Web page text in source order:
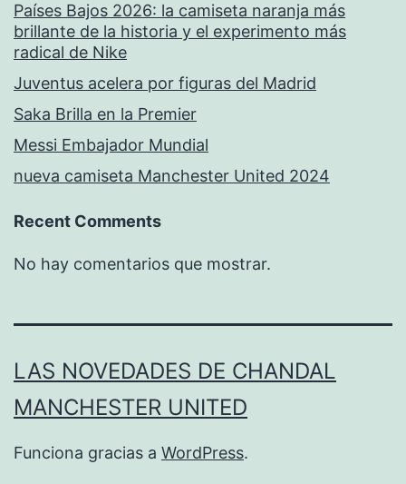
Países Bajos 2026: la camiseta naranja más
brillante de la historia y el experimento más
radical de Nike
Juventus acelera por figuras del Madrid
Saka Brilla en la Premier
Messi Embajador Mundial
nueva camiseta Manchester United 2024
Recent Comments
No hay comentarios que mostrar.
LAS NOVEDADES DE CHANDAL
MANCHESTER UNITED
Funciona gracias a WordPress.